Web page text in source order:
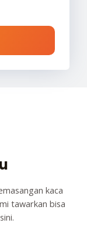
kaca
tawarkan bisa